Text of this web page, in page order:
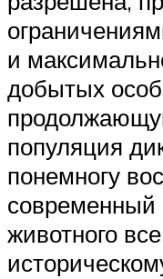
и
добытых
популяция
понемногу
современный
животного